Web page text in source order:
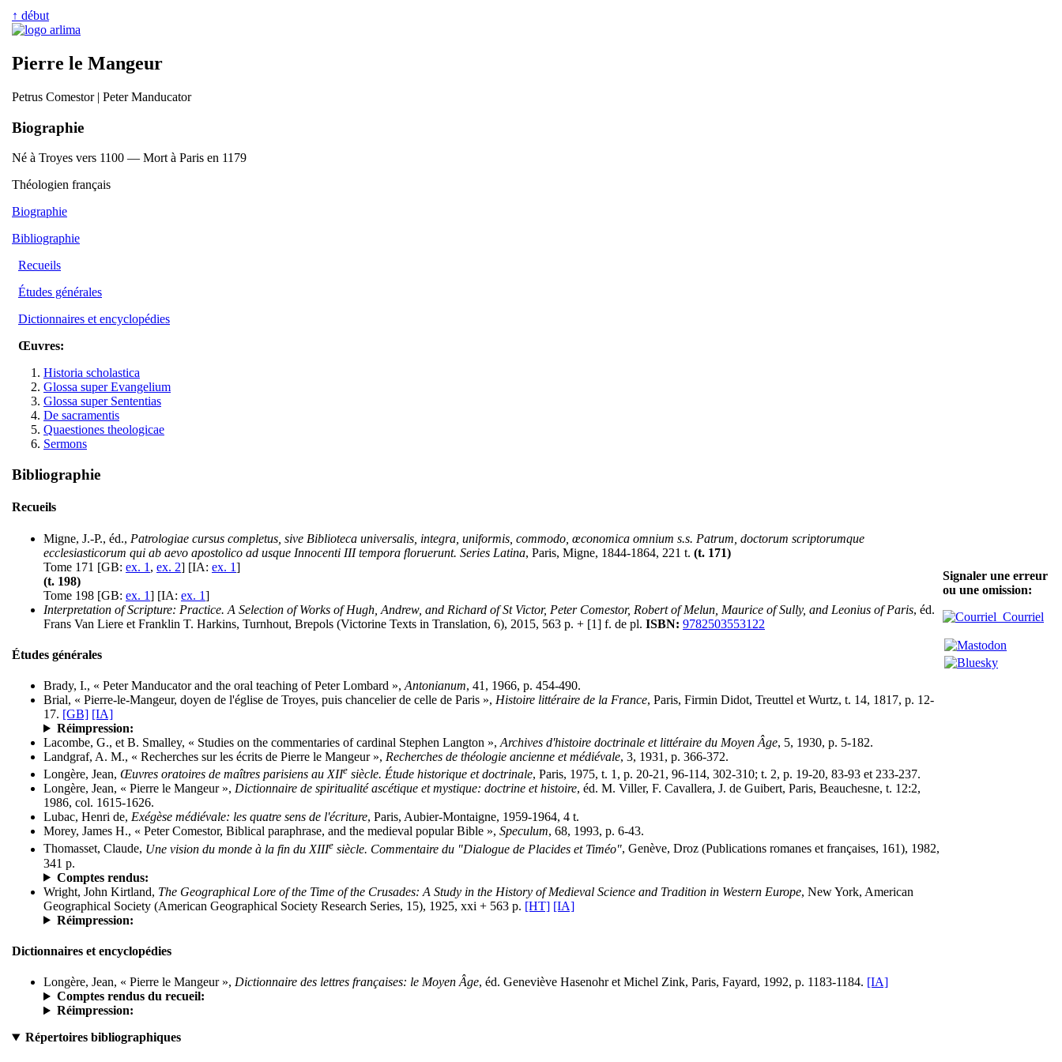
↑ début
Pierre le Mangeur
Petrus Comestor | Peter Manducator
Biographie
Né à Troyes vers 1100 — Mort à Paris en 1179
Théologien français
Biographie
Bibliographie
Recueils
Études générales
Dictionnaires et encyclopédies
Œuvres:
Historia scholastica
Glossa super Evangelium
Glossa super Sententias
De sacramentis
Quaestiones theologicae
Sermons
Bibliographie
Recueils
Migne, J.-P., éd., Patrologiae cursus completus, sive Biblioteca universalis, integra, uniformis, commodo, œconomica omnium s.s. Patrum, doctorum scriptorumque
ecclesiasticorum qui ab aevo apostolico ad usque Innocenti III tempora floruerunt. Series Latina, Paris, Migne, 1844-1864, 221 t. (t. 171)
Tome 171 [GB: ex. 1 , ex. 2] [IA: ex. 1]
(t. 198)
Tome 198 [GB: ex. 1] [IA: ex. 1]
Interpretation of Scripture: Practice. A Selection of Works of Hugh, Andrew, and Richard of St Victor, Peter Comestor, Robert of Melun, Maurice of Sully, and Leonius of Paris, éd.
Frans Van Liere et Franklin T. Harkins, Turnhout, Brepols (Victorine Texts in Translation, 6), 2015, 563 p. + [1] f. de pl. ISBN: 9782503553122
Études générales
Brady, I., « Peter Manducator and the oral teaching of Peter Lombard », Antonianum, 41, 1966, p. 454-490.
Brial, « Pierre-le-Mangeur, doyen de l'église de Troyes, puis chancelier de celle de Paris », Histoire littéraire de la France, Paris, Firmin Didot, Treuttel et Wurtz, t. 14, 1817, p. 12-
17. [GB] [IA]
Réimpression:
Lacombe, G., et B. Smalley, « Studies on the commentaries of cardinal Stephen Langton », Archives d'histoire doctrinale et littéraire du Moyen Âge, 5, 1930, p. 5-182.
Landgraf, A. M., « Recherches sur les écrits de Pierre le Mangeur », Recherches de théologie ancienne et médiévale, 3, 1931, p. 366-372.
Longère, Jean, Œuvres oratoires de maîtres parisiens au XIIe siècle. Étude historique et doctrinale, Paris, 1975, t. 1, p. 20-21, 96-114, 302-310; t. 2, p. 19-20, 83-93 et 233-237.
Longère, Jean, « Pierre le Mangeur », Dictionnaire de spiritualité ascétique et mystique: doctrine et histoire, éd. M. Viller, F. Cavallera, J. de Guibert, Paris, Beauchesne, t. 12:2,
1986, col. 1615-1626.
Lubac, Henri de, Exégèse médiévale: les quatre sens de l'écriture, Paris, Aubier-Montaigne, 1959-1964, 4 t.
Morey, James H., « Peter Comestor, Biblical paraphrase, and the medieval popular Bible », Speculum, 68, 1993, p. 6-43.
Thomasset, Claude, Une vision du monde à la fin du XIIIe siècle. Commentaire du "Dialogue de Placides et Timéo", Genève, Droz (Publications romanes et françaises, 161), 1982,
341 p.
Comptes rendus:
Wright, John Kirtland, The Geographical Lore of the Time of the Crusades: A Study in the History of Medieval Science and Tradition in Western Europe, New York, American
Geographical Society (American Geographical Society Research Series, 15), 1925, xxi + 563 p. [HT] [IA]
Réimpression:
Dictionnaires et encyclopédies
Longère, Jean, « Pierre le Mangeur », Dictionnaire des lettres françaises: le Moyen Âge, éd. Geneviève Hasenohr et Michel Zink, Paris, Fayard, 1992, p. 1183-1184. [IA]
Comptes rendus du recueil:
Réimpression:
Répertoires bibliographiques
Signaler une erreur
ou une omission:
Courriel